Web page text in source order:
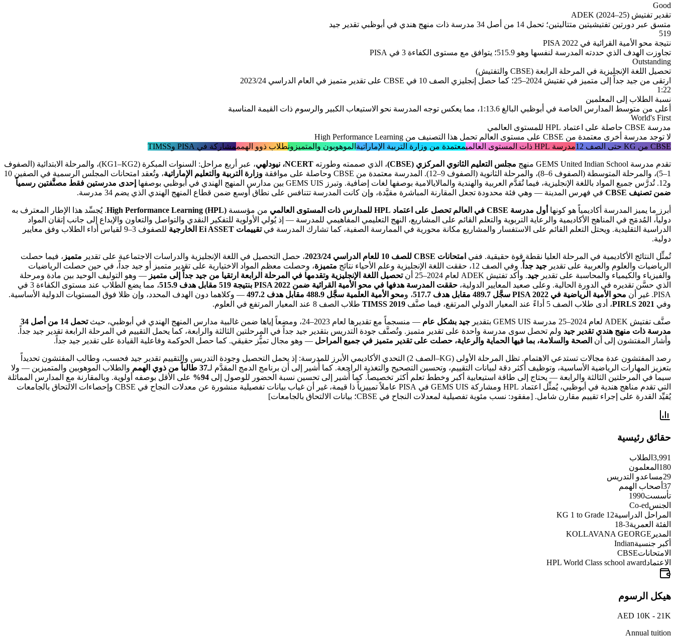
Good
تقدير تفتيش ADEK (2024–25)
متسق عبر دورتين تفتيشيتين متتاليتين؛ تحمل 14 من أصل 34 مدرسة ذات منهج هندي في أبوظبي تقدير جيد
519
نتيجة محو الأمية القرائية في PISA 2022
تجاوزت الهدف الذي حددته المدرسة لنفسها وهو 515.9؛ يتوافق مع مستوى الكفاءة 3 في PISA
Outstanding
تحصيل اللغة الإنجليزية في المرحلة الرابعة (CBSE والتفتيش)
ارتقى من جيد جداً إلى متميز في تفتيش 2024–25؛ كما حصل إنجليزي الصف 10 في CBSE على تقدير متميز في العام الدراسي 2023/24
1:22
نسبة الطلاب إلى المعلمين
أعلى من متوسط المدارس الخاصة في أبوظبي البالغ 1:13.6، مما يعكس توجه المدرسة نحو الاستيعاب الكبير والرسوم ذات القيمة المناسبة
World's First
مدرسة CBSE حاصلة على اعتماد HPL للمستوى العالمي
لا توجد مدرسة أخرى معتمدة من CBSE على مستوى العالم تحمل هذا التصنيف من High Performance Learning
CBSE من KG حتى الصف 12
مدرسة HPL ذات المستوى العالمي معتمدة من وزارة التربية الإماراتية الموهوبون والمتميزونطلاب ذوو الهمممشاركة في PISA وTIMSS
تقدم مدرسة GEMS United Indian School منهج مجلس التعليم الثانوي المركزي (CBSE) ، الذي صممته وطورته NCERT، نيودلهي
، عبر أربع مراحل: السنوات المبكرة (KG1–KG2)، والمرحلة الابتدائية (الصفوف
1–5)، والمرحلة المتوسطة (الصفوف 6–8)، والمرحلة الثانوية (الصفوف 9–12). المدرسة معتمدة من CBSE وحاصلة على موافقة
وزارة التربية والتعليم الإماراتية
، وتُعقد امتحانات المجلس الرسمية في الصفين 10
و12. تُدرَّس جميع المواد باللغة الإنجليزية، فيما تُقدَّم العربية والهندية والمالايالامية بوصفها لغات إضافية. وتبرز GEMS UIS بين مدارس المنهج الهندي في أبوظبي بوصفها
إحدى مدرستين فقط مصنَّفتين رسمياً
ضمن تصنيف CBSE
في فهرس المدينة — وهي فئة محدودة تجعل المقارنة المباشرة مقيَّدة، وإن كانت المدرسة تتنافس على نطاق أوسع ضمن قطاع المنهج الهندي الذي يضم 34 مدرسة.
أبرز ما يميز المدرسة أكاديمياً هو كونها أول مدرسة CBSE في العالم تحصل على اعتماد HPL للمدارس ذات المستوى العالمي من مؤسسة High Performance Learning (HPL). يُجسِّد هذا الإطار المعترف به
دولياً، المُدمَج في المناهج الأكاديمية والرعاية التربوية والتعلم القائم على المشاريع، النهج التعليمي المفاهيمي للمدرسة — إذ يُولي الأولوية للتفكير النقدي والتواصل والتعاون والإبداع إلى جانب إتقان المواد
الدراسية التقليدية. ويحتل التعلم القائم على الاستفسار والمشاريع مكانة محورية في الممارسة الصفية، كما تشارك المدرسة فيتقييمات Ei ASSET الخارجية
للصفوف 3–9 لقياس أداء الطلاب وفق معايير
دولية.
تُمثِّل النتائج الأكاديمية في المرحلة العليا نقطة قوة حقيقية. ففي امتحانات CBSE للصف 10 للعام الدراسي 2023/24 ، حصل التحصيل في اللغة الإنجليزية والدراسات الاجتماعية على تقدير متميز ، فيما حصلت
الرياضيات والعلوم والعربية على تقدير جيد جداً . وفي الصف 12، حققت اللغة الإنجليزية وعلم الأحياء نتائج متميزة، وحصلت معظم المواد الاختيارية على تقدير متميز أو جيد جداً، في حين حصلت الرياضيات
والفيزياء والكيمياء والمحاسبة على تقدير جيد. وأكد تفتيش ADEK لعام 2024–25 أن تحصيل اللغة الإنجليزية وتقدمها في المرحلة الرابعة ارتقيا من جيد جداً إلى متميز — وهو التوليف الوحيد بين مادة ومرحلة
الذي حسَّن تقديره في الدورة الحالية. وعلى صعيد المعايير الدولية، حققت المدرسة هدفها في محو الأمية القرائية ضمن PISA 2022 بنتيجة 519 مقابل هدف 515.9
، مما يضع الطلاب عند مستوى الكفاءة 3 في
PISA. غير أن
محو الأمية الرياضية في PISA 2022 سجَّل 489.7 مقابل هدف 517.7 ، ومحو الأمية العلمية سجَّل 488.9 مقابل هدف 497.2
— وكلاهما دون الهدف المحدد، وإن ظلا فوق المستويات الدولية الأساسية.
وفي PIRLS 2021، أدى طلاب الصف 5 أداءً عند المعيار الدولي المرتفع، فيما صنَّف TIMSS 2019 طلاب الصف 8 عند المعيار المرتفع في العلوم.
صنَّف تفتيش ADEK لعام 2024–25 مدرسة GEMS UIS بتقدير جيد بشكل عام — منسجماً مع تقديرها لعام 2023–24، ومضعاً إياها ضمن غالبية مدارس المنهج الهندي في أبوظبي، حيث
تحمل 14 من أصل 34
مدرسة ذات منهج هندي تقدير جيد ولم تحصل سوى مدرسة واحدة على تقدير متميز. وتُصنَّف جودة التدريس بتقدير جيد جداً في المرحلتين الثالثة والرابعة، كما يحمل التقييم في المرحلة الرابعة تقدير جيد جداً.
وأشار المفتشون إلى أن الصحة والسلامة، بما فيها الحماية والرعاية، حصلت على تقدير متميز في جميع المراحل — وهو مجال تميُّز حقيقي. كما حصل الحوكمة وفاعلية القيادة على تقدير جيد جداً.
رصد المفتشون عدة مجالات تستدعي الاهتمام. تظل المرحلة الأولى (KG–الصف 2) التحدي الأكاديمي الأبرز للمدرسة: إذ يحمل التحصيل وجودة التدريس والتقييم تقدير جيد فحسب، وطالب المفتشون تحديداً
بتعزيز المهارات الرياضية الأساسية، وتوظيف أكثر دقة لبيانات التقييم، وتحسين التصحيح والتغذية الراجعة. كما أُشير إلى أن برنامج الدمج المقدَّم لـ37 طالباً من ذوي الهمم
والطلاب الموهوبين والمتميزين — ولا
سيما في المرحلتين الثالثة والرابعة — يحتاج إلى طاقة استيعابية أكبر وخطط تعلم أكثر تخصيصاً. كما أُشير إلى تحسين نسبة الحضور للوصول إلى 94%
على الأقل بوصفه أولوية. وبالمقارنة مع المدارس المماثلة
التي تقدم مناهج هندية في أبوظبي، يُمثِّل اعتماد HPL ومشاركة GEMS UIS في PISA عاملاً تمييزياً ذا قيمة، غير أن غياب بيانات تفصيلية منشورة عن معدلات النجاح في CBSE وإحصاءات الالتحاق بالجامعات
يُقيِّد القدرة على إجراء تقييم مقارن شامل. [مفقود: نسب مئوية تفصيلية لمعدلات النجاح في CBSE؛ بيانات الالتحاق بالجامعات]
حقائق رئيسية
3,991 الطلاب
180 المعلمون
29مساعدو التدريس
37 أصحاب الهمم
تأسست1990
الجنسCo-ed
المراحل الدراسيةKG 1 to Grade 12
الفئة العمرية3-18
المدير KOLLAVANA GEORGE
أكبر جنسيةIndian
الامتحاناتCBSE
الاعتمادHPL World Class school award
هيكل الرسوم
AED 10K - 21K
Annual tuition